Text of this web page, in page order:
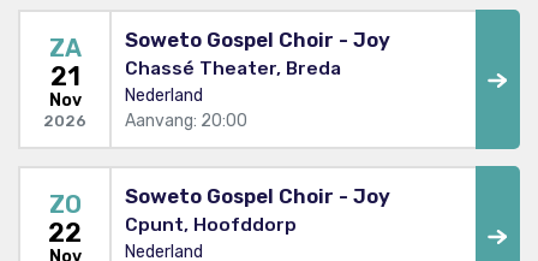
ZA
21
Nov
2026
Soweto Gospel Choir - Joy
Chassé Theater, Breda
Nederland
Aanvang: 20:00
ZO
22
Nov
Soweto Gospel Choir - Joy
Cpunt, Hoofddorp
Nederland